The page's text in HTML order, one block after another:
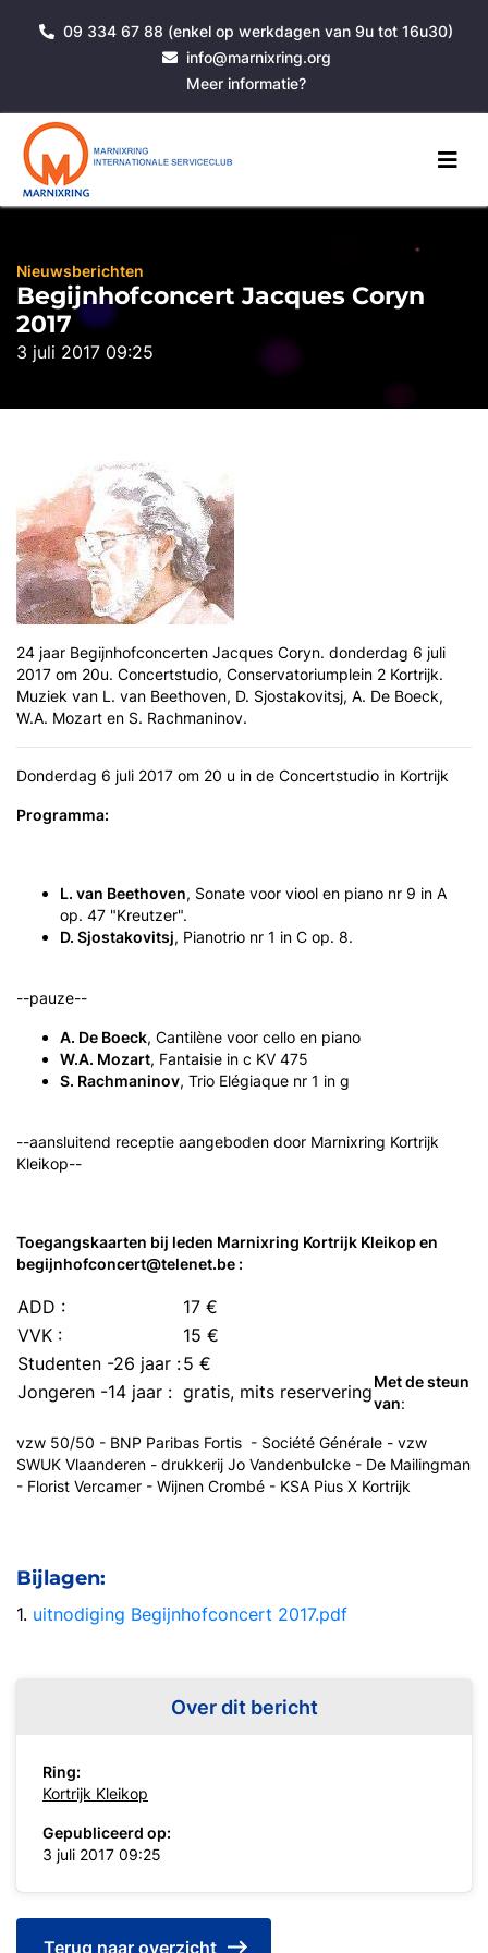
09 334 67 88 (enkel op werkdagen van 9u tot 16u30)
info@marnixring.org
Meer informatie?
Nieuwsberichten
Begijnhofconcert Jacques Coryn
2017
3 juli 2017 09:25
24 jaar Begijnhofconcerten Jacques Coryn. donderdag 6 juli
2017 om 20u. Concertstudio, Conservatoriumplein 2 Kortrijk.
Muziek van L. van Beethoven, D. Sjostakovitsj, A. De Boeck,
W.A. Mozart en S. Rachmaninov.
Donderdag 6 juli 2017 om 20 u in de Concertstudio in Kortrijk
Programma:
L. van Beethoven, Sonate voor viool en piano nr 9 in A
op. 47 "Kreutzer".
D. Sjostakovitsj, Pianotrio nr 1 in C op. 8.
--pauze--
A. De Boeck, Cantilène voor cello en piano
W.A. Mozart, Fantaisie in c KV 475
S. Rachmaninov, Trio Elégiaque nr 1 in g
--aansluitend receptie aangeboden door Marnixring Kortrijk
Kleikop--
Toegangskaarten bij leden Marnixring Kortrijk Kleikop en
begijnhofconcert@telenet.be :
ADD :
17 €
VVK :
15 €
Studenten -26 jaar :5 €
Jongeren -14 jaar : gratis, mits reserveringMet de steun
van:
vzw 50/50 - BNP Paribas Fortis - Société Générale - vzw
SWUK Vlaanderen - drukkerij Jo Vandenbulcke - De Mailingman
- Florist Vercamer - Wijnen Crombé - KSA Pius X Kortrijk
Bijlagen:
1. uitnodiging Begijnhofconcert 2017.pdf
Over dit bericht
Ring:
Kortrijk Kleikop
Gepubliceerd op:
3 juli 2017 09:25
Terug naar overzicht